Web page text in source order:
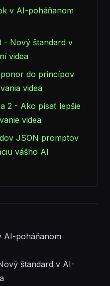
v AI-poháňanom
- Nový štandard v
videa
do princípov
videa
2 - Ako písať lepšie
videa
JSON promptov
vášho AI
AI-poháňanom
štandard v AI-